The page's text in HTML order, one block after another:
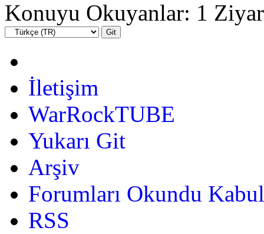
Konuyu Okuyanlar: 1
İletişim
WarRockTUBE
Yukarı Git
Arşiv
Forumları Okundu
RSS